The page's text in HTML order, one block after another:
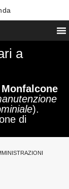
a
).
di